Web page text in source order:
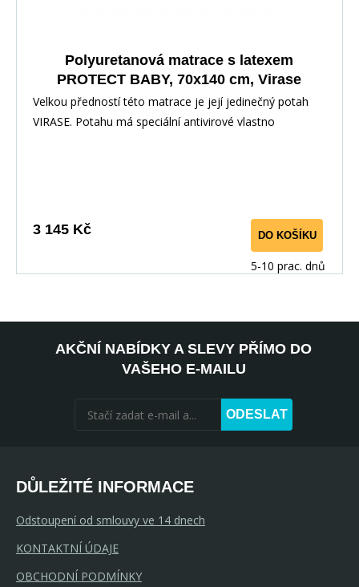
Polyuretanová matrace s latexem
PROTECT BABY, 70x140 cm, Virase
Velkou předností této matrace je její jedinečný potah
VIRASE. Potahu má speciální antivirové vlastno
3 145 Kč DO KOŠÍKU
5-10 prac. dnů
AKČNÍ NABÍDKY A SLEVY PŘÍMO DO
VAŠEHO E-MAILU
ODESLAT
DŮLEŽITÉ INFORMACE
Odstoupení od smlouvy ve 14 dnech
KONTAKTNÍ ÚDAJE
OBCHODNÍ PODMÍNKY